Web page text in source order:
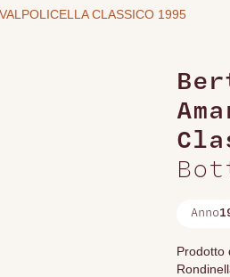
CLASSICO 1995
Anno
Prodotto